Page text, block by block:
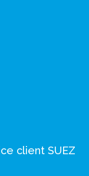
client SUEZ